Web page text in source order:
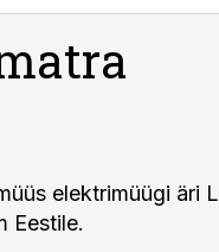
elektrimüügi äri
Eestile.